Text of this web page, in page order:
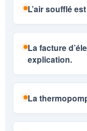
L’air soufflé
La facture
explication.
La